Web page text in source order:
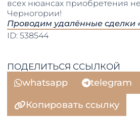
всех нюансах приобретения
Черногории!
Проводим удалённые сделки
ID: 538544
ПОДЕЛИТЬСЯ ССЫЛКОЙ
whatsapp telegram
Копировать ссылку